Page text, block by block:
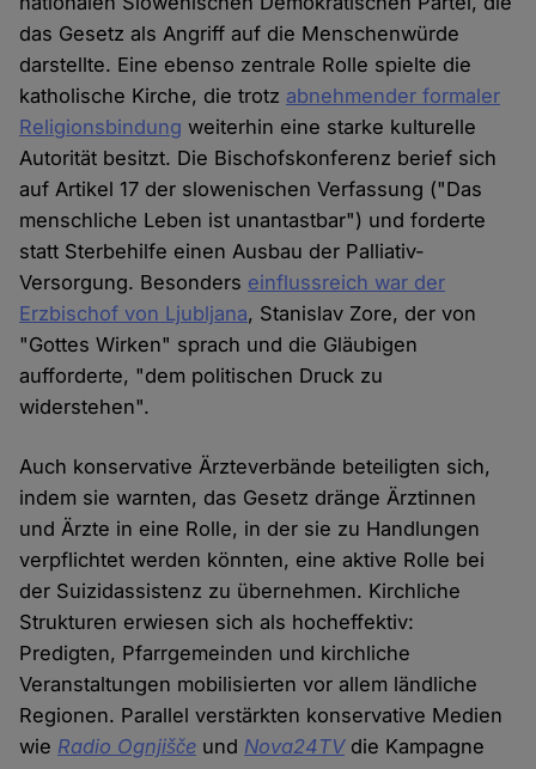
das Gesetz als Angriff auf die Menschenwürde
darstellte. Eine ebenso zentrale Rolle spielte die
katholische Kirche, die trotz abnehmender formaler
Religionsbindung weiterhin eine starke kulturelle
Autorität besitzt. Die Bischofskonferenz berief sich
auf Artikel 17 der slowenischen Verfassung ("Das
menschliche Leben ist unantastbar") und forderte
statt Sterbehilfe einen Ausbau der Palliativ-
Versorgung. Besonders einflussreich war der
Erzbischof von Ljubljana, Stanislav Zore, der von
"Gottes Wirken" sprach und die Gläubigen
aufforderte, "dem politischen Druck zu
widerstehen".
Auch konservative Ärzteverbände beteiligten sich,
indem sie warnten, das Gesetz dränge Ärztinnen
und Ärzte in eine Rolle, in der sie zu Handlungen
verpflichtet werden könnten, eine aktive Rolle bei
der Suizidassistenz zu übernehmen. Kirchliche
Strukturen erwiesen sich als hocheffektiv:
Predigten, Pfarrgemeinden und kirchliche
Veranstaltungen mobilisierten vor allem ländliche
Regionen. Parallel verstärkten konservative Medien
wie Radio Ognjišče und Nova24TVdie Kampagne